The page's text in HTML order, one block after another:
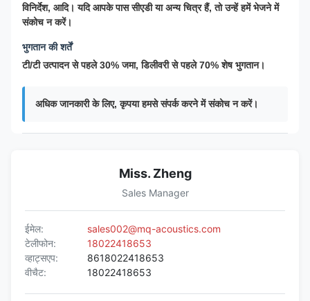
विनिर्देश, आदि। यदि आपके पास सीएडी या अन्य चित्र हैं, तो उन्हें हमें भेजने में
संकोच न करें।
भुगतान की शर्तें
टी/टी उत्पादन से पहले 30% जमा, डिलीवरी से पहले 70% शेष भुगतान।
अधिक जानकारी के लिए, कृपया हमसे संपर्क करने में संकोच न करें।
Miss. Zheng
Sales Manager
ईमेल:
sales002@mq-acoustics.com
टेलीफोन:
18022418653
व्हाट्सएप:
8618022418653
वीचैट:
18022418653